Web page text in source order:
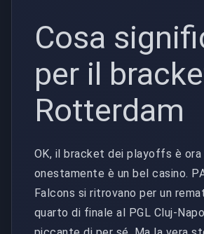
Cosa
per il
Rotterdam
OK, il bracket dei playoffs è
onestamente è un bel casino.
Falcons si ritrovano per un
quarto di finale al PGL Cluj-